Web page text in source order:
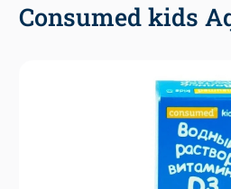
Consumed kids